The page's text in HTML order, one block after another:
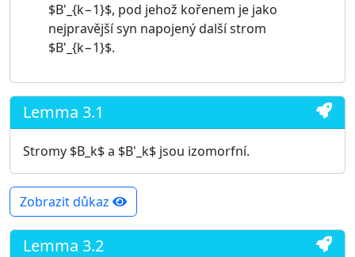
$B'_{k−1}$, pod jehož kořenem je jako
nejpravější syn napojený další strom
$B'_{k−1}$.
Lemma 3.1
Stromy $B_k$ a $B'_k$ jsou izomorfní.
Zobrazit důkaz
Lemma 3.2